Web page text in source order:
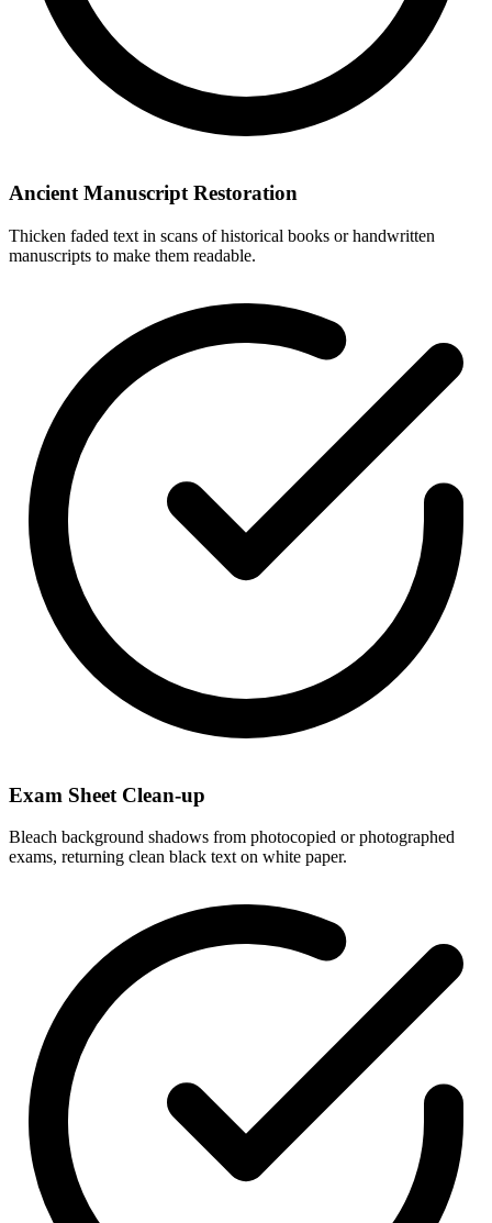
Ancient Manuscript Restoration
Thicken faded text in scans of historical books or handwritten
manuscripts to make them readable.
Exam Sheet Clean-up
Bleach background shadows from photocopied or photographed
exams, returning clean black text on white paper.